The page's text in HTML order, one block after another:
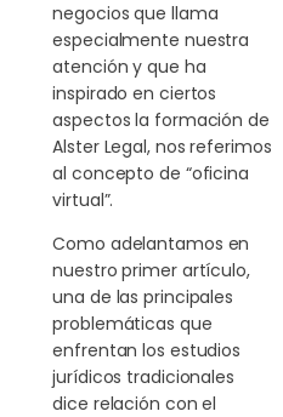
negocios que llama
especialmente nuestra
atención y que ha
inspirado en ciertos
aspectos la formación de
Alster Legal, nos referimos
al concepto de “oficina
virtual”.
Como adelantamos en
nuestro primer artículo,
una de las principales
problemáticas que
enfrentan los estudios
jurídicos tradicionales
dice relación con el